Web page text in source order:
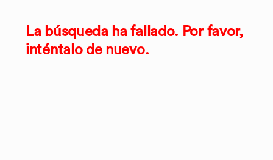
La búsqueda ha fallado. Por favor,
inténtalo de nuevo.